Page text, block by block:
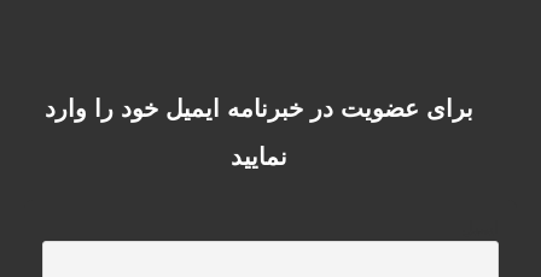
برای عضویت در خبرنامه ایمیل خود را وارد
نمایید